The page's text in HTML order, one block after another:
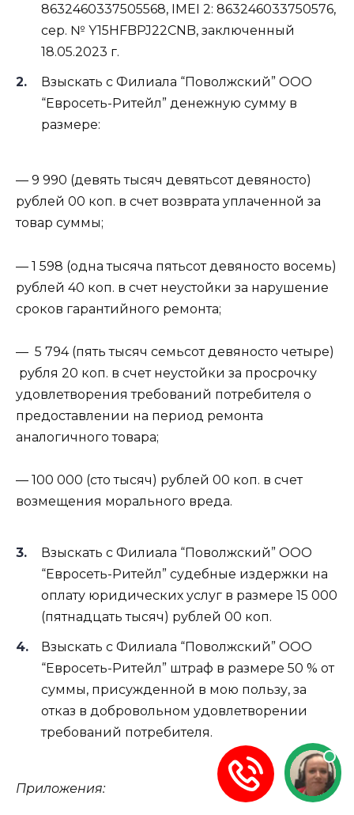
8632460337505568, IMEI 2: 863246033750576,
сер. № Y15HFBPJ22CNB, заключенный
18.05.2023 г.
Взыскать с Филиала “Поволжский” ООО
“Евросеть-Ритейл” денежную сумму в
размере:
— 9 990 (девять тысяч девятьсот девяносто)
рублей 00 коп. в счет возврата уплаченной за
товар суммы;
— 1 598 (одна тысяча пятьсот девяносто восемь)
рублей 40 коп. в счет неустойки за нарушение
сроков гарантийного ремонта;
— 5 794 (пять тысяч семьсот девяносто четыре)
рубля 20 коп. в счет неустойки за просрочку
удовлетворения требований потребителя о
предоставлении на период ремонта
аналогичного товара;
— 100 000 (сто тысяч) рублей 00 коп. в счет
возмещения морального вреда.
Взыскать с Филиала “Поволжский” ООО
“Евросеть-Ритейл” судебные издержки на
оплату юридических услуг в размере 15 000
(пятнадцать тысяч) рублей 00 коп.
Взыскать с Филиала “Поволжский” ООО
“Евросеть-Ритейл” штраф в размере 50 % от
суммы, присужденной в мою пользу, за
отказ в добровольном удовлетворении
требований потребителя.
Приложения: